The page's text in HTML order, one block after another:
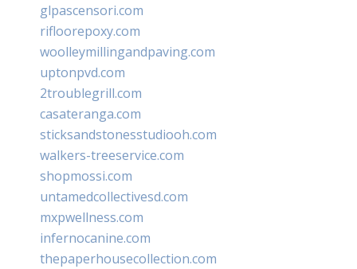
glpascensori.com
rifloorepoxy.com
woolleymillingandpaving.com
uptonpvd.com
2troublegrill.com
casateranga.com
sticksandstonesstudiooh.com
walkers-treeservice.com
shopmossi.com
untamedcollectivesd.com
mxpwellness.com
infernocanine.com
thepaperhousecollection.com